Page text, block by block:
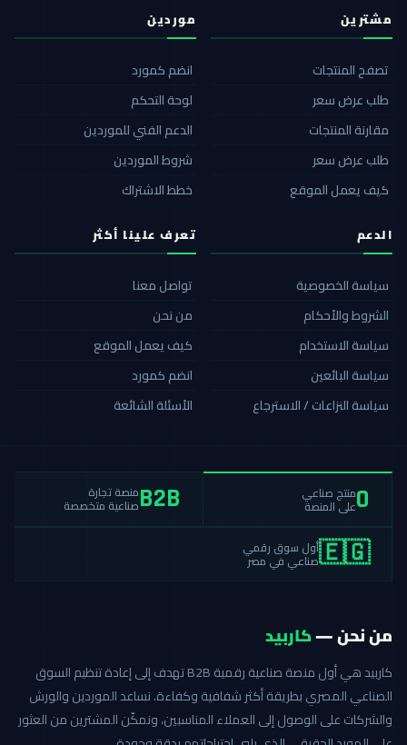
مشترين
تصفح المنتجات
طلب عرض سعر
مقارنة المنتجات
طلب عرض سعر
كيف يعمل الموقع
موردين
انضم كمورد
لوحة التحكم
الدعم الفني للموردين
شروط الموردين
خطط الاشتراك
الدعم
سياسة الخصوصية
الشروط والأحكام
سياسة الاستخدام
سياسة البائعين
سياسة النزاعات / الاسترجاع
تعرف علينا أكثر
تواصل معنا
من نحن
كيف يعمل الموقع
انضم كمورد
الأسئلة الشائعة
0منتج صناعي
على المنصة B2Bمنصة تجارة
صناعية متخصصة
🇪🇬أول سوق رقمي
صناعي في مصر
من نحن —كاربيد
كاربيد هي أول منصة صناعية رقمية B2B تهدف إلى إعادة تنظيم السوق
الصناعي المصري بطريقة أكثر شفافية وكفاءة. نساعد الموردين والورش
والشركات على الوصول إلى العملاء المناسبين، ونمكّن المشترين من العثور